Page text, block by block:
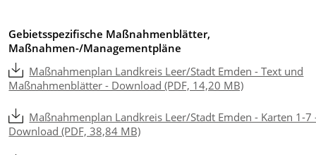
Gebietsspezifische Maßnahmenblätter,
Maßnahmen-/Managementpläne
Maßnahmenplan Landkreis Leer/Stadt Emden - Text und
Maßnahmenblätter - Download (PDF, 14,20 MB)
Maßnahmenplan Landkreis Leer/Stadt Emden - Karten 1-7
Download (PDF, 38,84 MB)